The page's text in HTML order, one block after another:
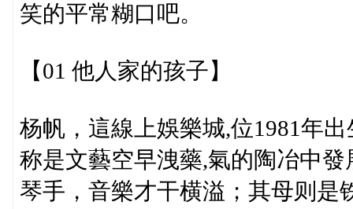
笑的平常糊口吧。
【01 他人家的孩子】
杨帆，這線上娛樂城,位1981年
称是文藝空早洩藥,氣的陶冶中
琴手，音樂才干横溢；其母则是